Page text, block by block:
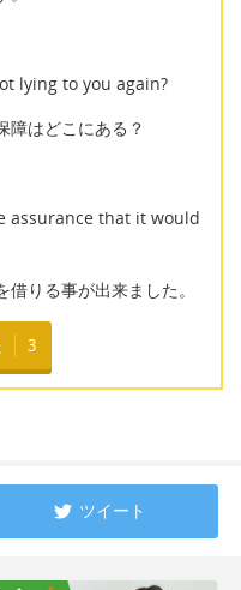
lying to you again?
障はどこにある？
assurance that it would
りる事が出来ました。
3
ツイート